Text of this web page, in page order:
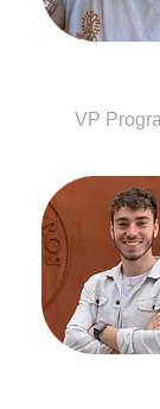
VP